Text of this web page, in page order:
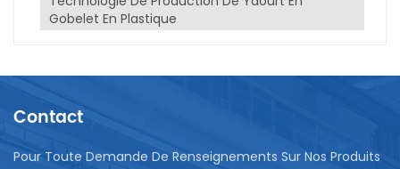
mélangé pour détruire les éventuelles bactéries et
bactéries nocives. b) Chauffage : Chauffer le liquide
dans une petite tasse pour assurer l'étanchéité et la
durée de conservation du produit. Vous pouvez
utiliser un machine de remplissage de gobelets
Gobelet En Plastique
Contact
Pour Toute Demande De Renseignements Sur Nos Produits